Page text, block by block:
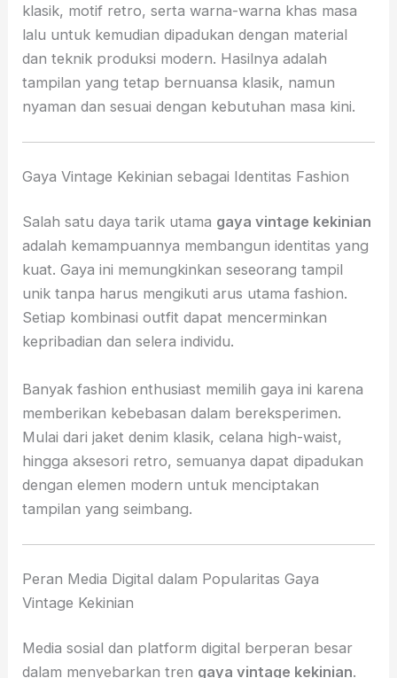
klasik, motif retro, serta warna-warna khas masa
lalu untuk kemudian dipadukan dengan material
dan teknik produksi modern. Hasilnya adalah
tampilan yang tetap bernuansa klasik, namun
nyaman dan sesuai dengan kebutuhan masa kini.
Gaya Vintage Kekinian sebagai Identitas Fashion
Salah satu daya tarik utama gaya vintage kekinian
adalah kemampuannya membangun identitas yang
kuat. Gaya ini memungkinkan seseorang tampil
unik tanpa harus mengikuti arus utama fashion.
Setiap kombinasi outfit dapat mencerminkan
kepribadian dan selera individu.
Banyak fashion enthusiast memilih gaya ini karena
memberikan kebebasan dalam bereksperimen.
Mulai dari jaket denim klasik, celana high-waist,
hingga aksesori retro, semuanya dapat dipadukan
dengan elemen modern untuk menciptakan
tampilan yang seimbang.
Peran Media Digital dalam Popularitas Gaya
Vintage Kekinian
Media sosial dan platform digital berperan besar
dalam menyebarkan tren gaya vintage kekinian.